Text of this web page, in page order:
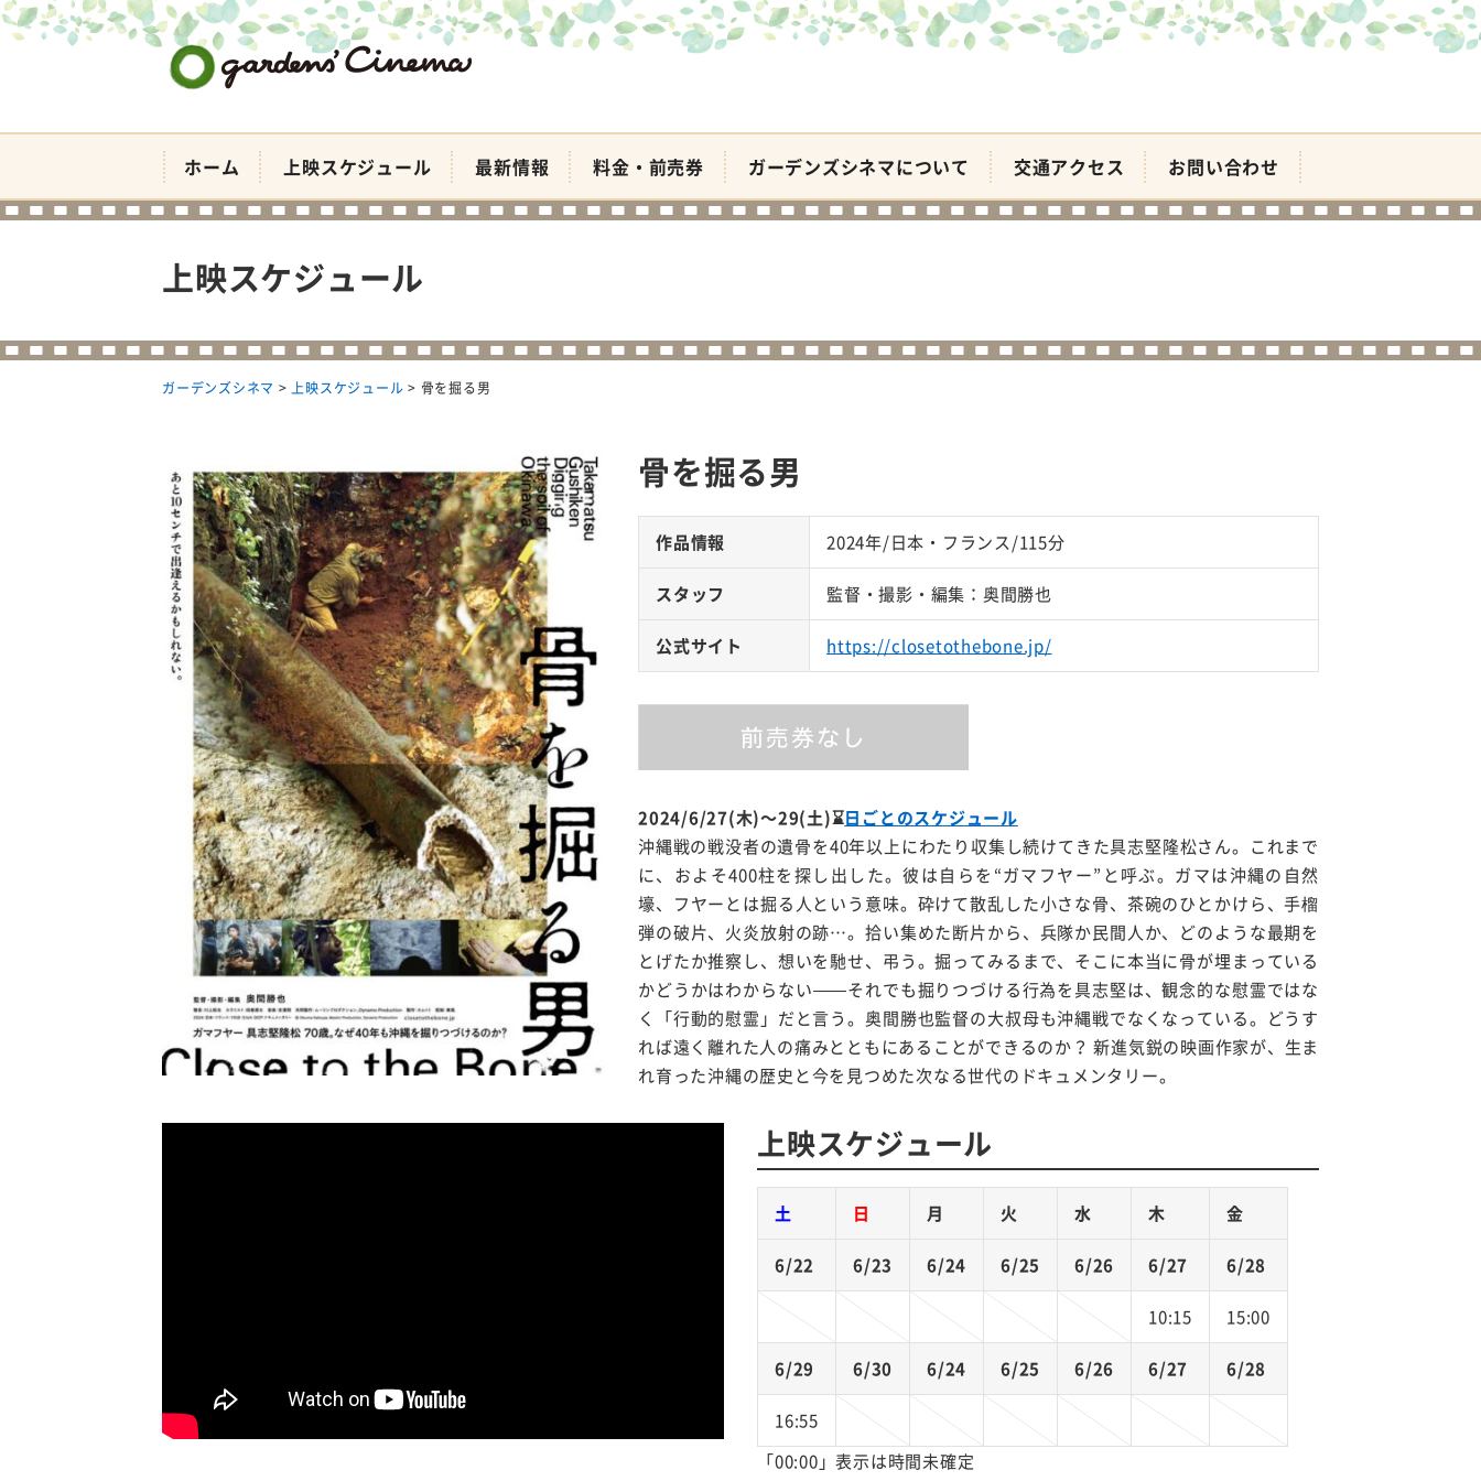
ホーム 上映スケジュール 最新情報 料金・前売券 ガーデンズシネマについて 交通アクセス お問い合わせ
上映スケジュール
ガーデンズシネマ >上映スケジュール > 骨を掘る男
骨を掘る男
作品情報 2024年/日本・フランス/115分
スタッフ 監督・撮影・編集：奥間勝也
公式サイト https://closetothebone.jp/
2024/6/27(木)～29(土)⌛日ごとのスケジュール
沖縄戦の戦没者の遺骨を40年以上にわたり収集し続けてきた具志堅隆松さん。これまで
に、およそ400柱を探し出した。彼は自らを“ガマフヤー”と呼ぶ。ガマは沖縄の自然
壕、フヤーとは掘る人という意味。砕けて散乱した小さな骨、茶碗のひとかけら、手榴
弾の破片、火炎放射の跡…。拾い集めた断片から、兵隊か民間人か、どのような最期を
とげたか推察し、想いを馳せ、弔う。掘ってみるまで、そこに本当に骨が埋まっている
かどうかはわからない——それでも掘りつづける行為を具志堅は、観念的な慰霊ではな
く「行動的慰霊」だと言う。奥間勝也監督の大叔母も沖縄戦でなくなっている。どうす
れば遠く離れた人の痛みとともにあることができるのか？ 新進気鋭の映画作家が、生ま
れ育った沖縄の歴史と今を見つめた次なる世代の ドキュメンタリー。
上映スケジュール
土 日 月 火 水 木 金
6/22 6/23 6/24 6/25 6/26 6/27 6/28
10:15 15:00
6/29 6/30 6/24 6/25 6/26 6/27 6/28
16:55
「00:00」表示は時間未確定